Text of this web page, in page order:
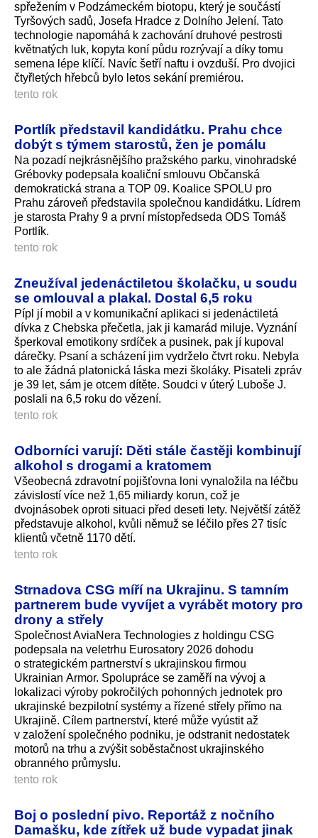
spřežením v Podzámeckém biotopu, který je součástí
Tyršových sadů, Josefa Hradce z Dolního Jelení. Tato
technologie napomáhá k zachování druhové pestrosti
květnatých luk, kopyta koní půdu rozrývají a díky tomu
semena lépe klíčí. Navíc šetří naftu i ovzduší. Pro dvojici
čtyřletých hřebců bylo letos sekání premiérou.
tento rok
Portlík představil kandidátku. Prahu chce
dobýt s týmem starostů, žen je pomálu
Na pozadí nejkrásnějšího pražského parku, vinohradské
Grébovky podepsala koaliční smlouvu Občanská
demokratická strana a TOP 09. Koalice SPOLU pro
Prahu zároveň představila společnou kandidátku. Lídrem
je starosta Prahy 9 a první místopředseda ODS Tomáš
Portlík.
tento rok
Zneužíval jedenáctiletou školačku, u soudu
se omlouval a plakal. Dostal 6,5 roku
Pípl jí mobil a v komunikační aplikaci si jedenáctiletá
dívka z Chebska přečetla, jak ji kamarád miluje. Vyznání
šperkoval emotikony srdíček a pusinek, pak jí kupoval
dárečky. Psaní a scházení jim vydrželo čtvrt roku. Nebyla
to ale žádná platonická láska mezi školáky. Pisateli zpráv
je 39 let, sám je otcem dítěte. Soudci v úterý Luboše J.
poslali na 6,5 roku do vězení.
tento rok
Odborníci varují: Děti stále častěji kombinují
alkohol s drogami a kratomem
Všeobecná zdravotní pojišťovna loni vynaložila na léčbu
závislostí více než 1,65 miliardy korun, což je
dvojnásobek oproti situaci před deseti lety. Největší zátěž
představuje alkohol, kvůli němuž se léčilo přes 27 tisíc
klientů včetně 1170 dětí.
tento rok
Strnadova CSG míří na Ukrajinu. S tamním
partnerem bude vyvíjet a vyrábět motory pro
drony a střely
Společnost AviaNera Technologies z holdingu CSG
podepsala na veletrhu Eurosatory 2026 dohodu
o strategickém partnerství s ukrajinskou firmou
Ukrainian Armor. Spolupráce se zaměří na vývoj a
lokalizaci výroby pokročilých pohonných jednotek pro
ukrajinské bezpilotní systémy a řízené střely přímo na
Ukrajině. Cílem partnerství, které může vyústit až
v založení společného podniku, je odstranit nedostatek
motorů na trhu a zvýšit soběstačnost ukrajinského
obranného průmyslu.
tento rok
Boj o poslední pivo. Reportáž z nočního
Damašku, kde zítřek už bude vypadat jinak